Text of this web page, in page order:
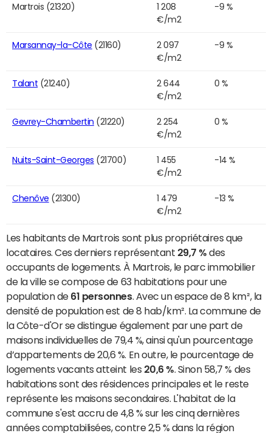
Martrois (21320)
1 208
€/m2
-9 %
Marsannay-la-Côte (21160)
2 097
€/m2
-9 %
Talant (21240)
2 644
€/m2
0 %
Gevrey-Chambertin (21220)
2 254
€/m2
0 %
Nuits-Saint-Georges (21700)
1 455
€/m2
-14 %
Chenôve (21300)
1 479
€/m2
-13 %
Les habitants de Martrois sont plus propriétaires que
locataires. Ces derniers représentant 29,7 % des
occupants de logements. À Martrois, le parc immobilier
de la ville se compose de 63 habitations pour une
population de 61 personnes. Avec un espace de 8 km², la
densité de population est de 8 hab/km². La commune de
la Côte-d'Or se distingue également par une part de
maisons individuelles de 79,4 %, ainsi qu'un pourcentage
d’appartements de 20,6 %. En outre, le pourcentage de
logements vacants atteint les 20,6 % . Sinon 58,7 % des
habitations sont des résidences principales et le reste
représente les maisons secondaires. L'habitat de la
commune s'est accru de 4,8 % sur les cinq dernières
années comptabilisées, contre 2,5 % dans la région